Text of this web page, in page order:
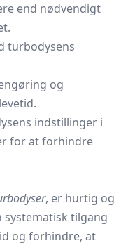
end nødvendigt
turbodysens
og
indstillinger i
for at forhindre
, er hurtig og
systematisk tilgang
og forhindre, at